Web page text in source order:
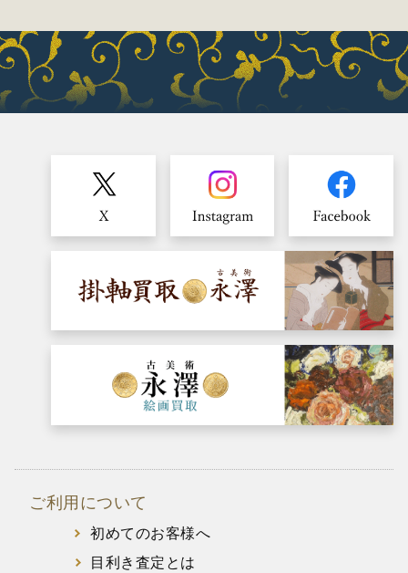
ご利用について
初めてのお客様へ
目利き査定とは